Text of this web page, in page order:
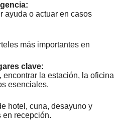
ayuda o actuar en casos
más importantes en
clave:
encontrar la estación, la oficina
esenciales.
hotel, cuna, desayuno y
en recepción.